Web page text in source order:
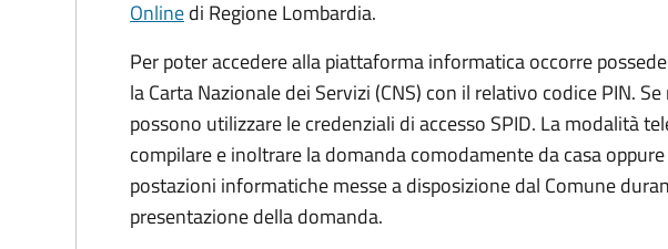
Onlinedi Regione Lombardia.
Per poter accedere alla piattaforma informatica occorre
la Carta Nazionale dei Servizi (CNS) con il relativo codice PIN.
possono utilizzare le credenziali di accesso SPID. La modalità
compilare e inoltrare la domanda comodamente da casa
postazioni informatiche messe a disposizione dal Comune
presentazione della domanda.